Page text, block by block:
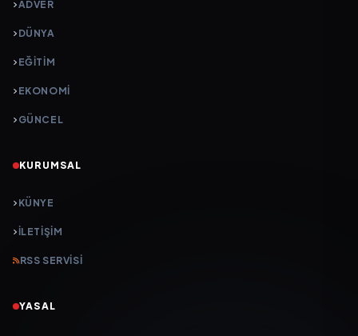
ADVER
DÜNYA
EĞİTİM
EKONOMİ
GÜNCEL
KURUMSAL
KÜNYE
İLETIŞIM
RSS SERVISI
YASAL